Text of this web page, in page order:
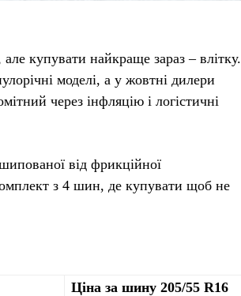
купувати найкраще зараз – влітку.
моделі, а у жовтні дилери
через інфляцію і логістичні
від фрикційної
з 4 шин, де купувати щоб не
Ціна за шину 205/55 R16